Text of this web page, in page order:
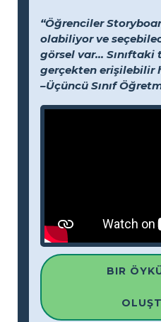
“Öğrenciler
olabiliyor ve
görsel var...
gerçekten erişilebilir
–Üçüncü Sınıf
BIR